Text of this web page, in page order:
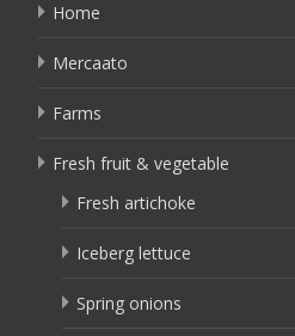
Home
Mercaato
Farms
Fresh fruit & vegetable
Fresh artichoke
Iceberg lettuce
Spring onions